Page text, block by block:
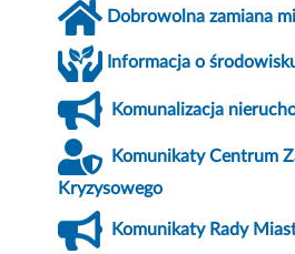
Dobrowolna zamiana
Informacja o
Komunalizacja
Komunikaty Centrum
Kryzysowego
Komunikaty Rady